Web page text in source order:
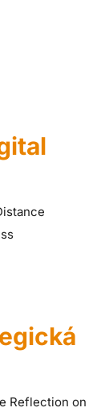
Reflection on